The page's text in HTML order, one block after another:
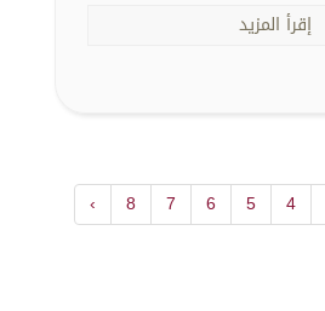
إقرأ المزيد
4
5
6
7
8
›